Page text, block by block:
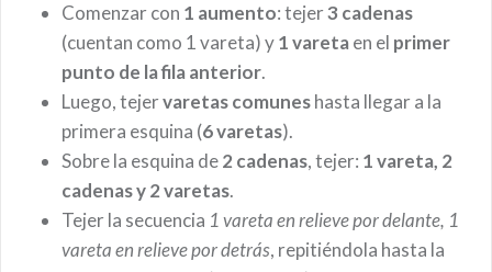
Comenzar con 1 aumento: tejer3 cadenas
(cuentan como 1 vareta) y1 varetaen el primer
punto de la fila anterior.
Luego, tejervaretas comuneshasta llegar a la
primera esquina (6 varetas).
Sobre la esquina de2 cadenas, tejer: 1 vareta, 2
cadenas y 2 varetas.
Tejer la secuencia 1 vareta en relieve por delante, 1
vareta en relieve por detrás, repitiéndola hasta la